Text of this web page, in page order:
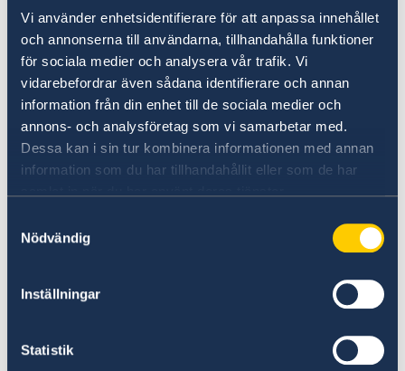
Vi använder enhetsidentifierare för att anpassa innehållet
och annonserna till användarna, tillhandahålla funktioner
för sociala medier och analysera vår trafik. Vi
vidarebefordrar även sådana identifierare och annan
information från din enhet till de sociala medier och
annons- och analysföretag som vi samarbetar med.
Dessa kan i sin tur kombinera informationen med annan
information som du har tillhandahållit eller som de har
Nödvändig
Inställningar
Statistik
Hur kan jag rösta från utlandet?
Om du befinner dig utomlands kan du rösta på
något av följande sätt:
Brevröstning
För att brevrösta behöver du särskilt material
för brevröstning. Om du är registrerad i
adress. Om du inte har fått materialet kan du
Singapore eller vid ett svenskt
honorärkonsulat, eller beställa det via val.se